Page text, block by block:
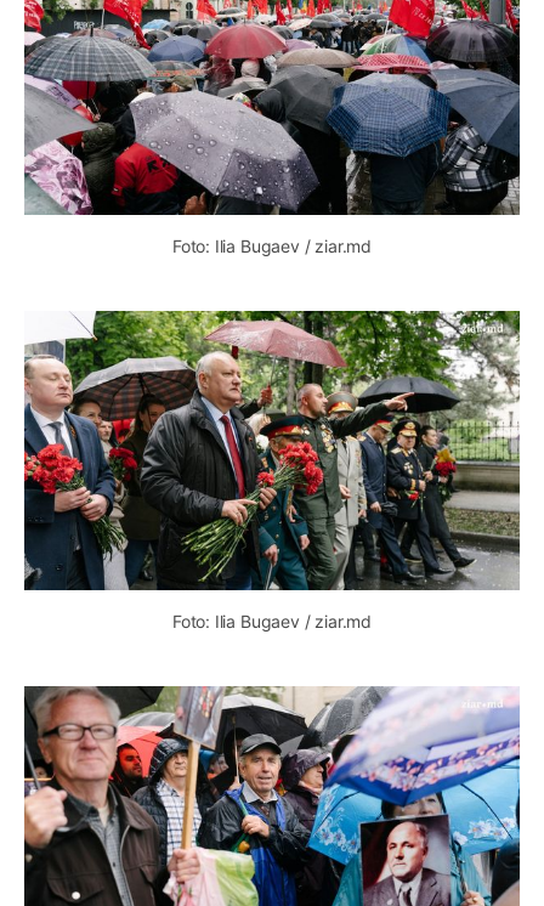
Foto: Ilia Bugaev / ziar.md
Foto: Ilia Bugaev / ziar.md